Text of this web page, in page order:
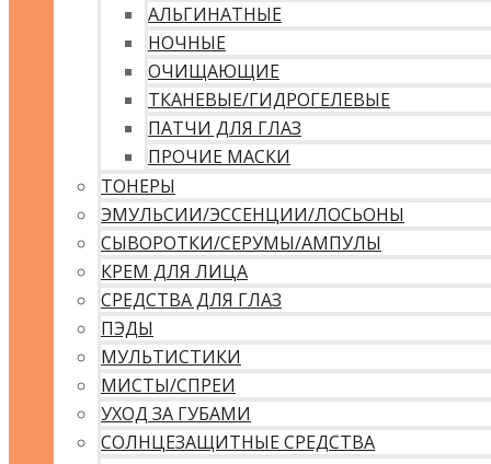
АЛЬГИНАТНЫЕ
НОЧНЫЕ
ОЧИЩАЮЩИЕ
ТКАНЕВЫЕ/ГИДРОГЕЛЕВЫЕ
ПАТЧИ ДЛЯ ГЛАЗ
ПРОЧИЕ МАСКИ
ТОНЕРЫ
ЭМУЛЬСИИ/ЭССЕНЦИИ/ЛОСЬОНЫ
СЫВОРОТКИ/СЕРУМЫ/АМПУЛЫ
КРЕМ ДЛЯ ЛИЦА
СРЕДСТВА ДЛЯ ГЛАЗ
ПЭДЫ
МУЛЬТИСТИКИ
МИСТЫ/СПРЕИ
УХОД ЗА ГУБАМИ
СОЛНЦЕЗАЩИТНЫЕ СРЕДСТВА